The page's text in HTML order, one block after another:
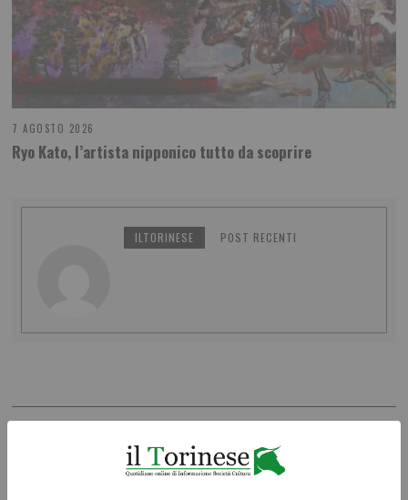
7 AGOSTO 2026
Ryo Kato, l’artista nipponico tutto da scoprire
ILTORINESE POST RECENTI
LASCIA UN COMMENTO